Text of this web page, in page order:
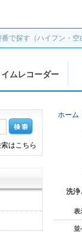
イムレコーダー
ホーム
洗浄
表
並
はこちら